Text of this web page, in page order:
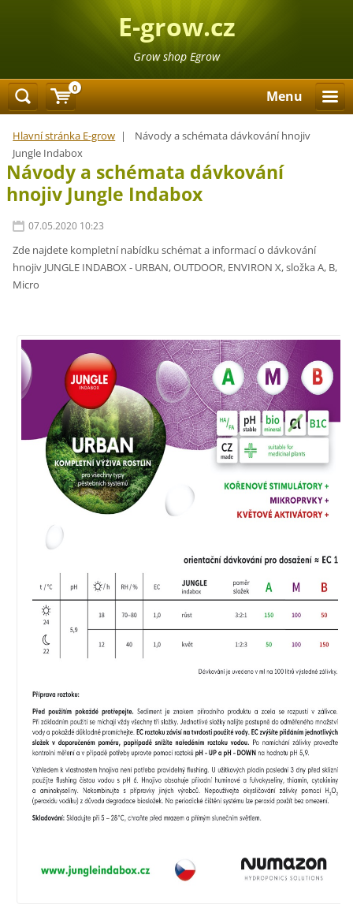
E-grow.cz
Grow shop Egrow
Menu
Hlavní stránka E-grow |
Návody a schémata dávkování hnojiv
Jungle Indabox
Návody a schémata dávkování
hnojiv Jungle Indabox
07.05.2020 10:23
Zde najdete kompletní nabídku schémat a informací o dávkování
hnojiv JUNGLE INDABOX - URBAN, OUTDOOR, ENVIRON X, složka A, B,
Micro
0